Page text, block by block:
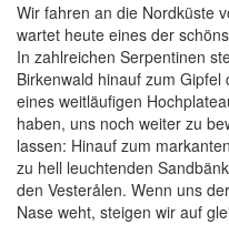
Wir fahren an die Nordküste
wartet heute eines der
In zahlreichen Serpentinen
Birkenwald hinauf zum
eines weitläufigen
haben, uns noch weiter zu
lassen: Hinauf zum
zu hell leuchtenden
den Vesterålen. Wenn uns
Nase weht, steigen wir auf